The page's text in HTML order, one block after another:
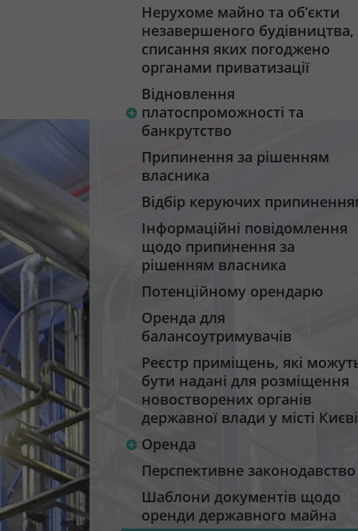
Нерухоме майно та об’єкти
незавершеного будівництва,
списання яких погоджено
органами приватизації
Відновлення
платоспроможності та
банкрутство
Припинення за рішенням
власника
Відбір керуючих
Інформаційні повідомлення
щодо припинення за
рішенням власника
Потенційному орендарю
Оренда для
балансоутримувачів
Реєстр приміщень, які
бути надані для розміщення
новостворених органів
державної влади у місті Києві
Оренда
Перспективне законодавство
Шаблони документів щодо
оренди державного майна